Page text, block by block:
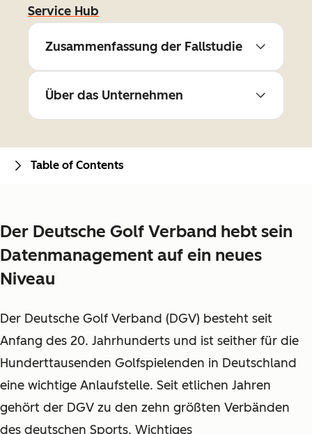
Service Hub
Zusammenfassung der Fallstudie
Über das Unternehmen
Der Deutsche Golf Verband hebt sein
Datenmanagement auf ein neues
Niveau
Der Deutsche Golf Verband (DGV) besteht seit
Anfang des 20. Jahrhunderts und ist seither für die
Hunderttausenden Golfspielenden in Deutschland
eine wichtige Anlaufstelle. Seit etlichen Jahren
gehört der DGV zu den zehn größten Verbänden
des deutschen Sports. Wichtiges
Table of Contents